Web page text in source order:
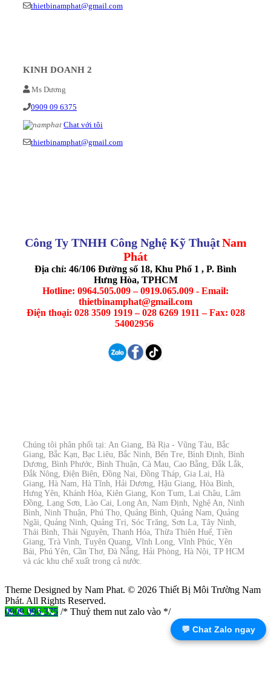
thietbinamphat@gmail.com
KINH DOANH 2
Ms Dương
0909 09 6375
Chat với tôi
thietbinamphat@gmail.com
Công Ty TNHH Công Nghệ Kỹ ThuậtNam
Phát
Địa chỉ: 46/106 Đường số 18, Khu Phố 1 , P. Bình
Hưng Hòa, TPHCM
Hotline: 0964.505.009 – 0919.065.009 - Email:
thietbinamphat@gmail.com
Điện thoại: 028 3509 1919 – 028 6269 1911 – Fax: 028
54002956
Chúng tôi phân phối tại: An Giang, Bà Rịa - Vũng Tàu, Bắc
Giang, Bắc Kạn, Bạc Liêu, Bắc Ninh, Bến Tre, Bình Định, Bình
Dương, Bình Phước, Bình Thuận, Cà Mau, Cao Bằng, Đắk Lắk,
Đắk Nông, Điện Biên, Đồng Nai, Đồng Tháp, Gia Lai, Hà
Giang, Hà Nam, Hà Tĩnh, Hải Dương, Hậu Giang, Hòa Bình,
Hưng Yên, Khánh Hòa, Kiên Giang, Kon Tum, Lai Châu, Lâm
Đồng, Lạng Sơn, Lào Cai, Long An, Nam Định, Nghệ An, Ninh
Bình, Ninh Thuận, Phú Thọ, Quảng Bình, Quảng Nam, Quảng
Ngãi, Quảng Ninh, Quảng Trị, Sóc Trăng, Sơn La, Tây Ninh,
Thái Bình, Thái Nguyên, Thanh Hóa, Thừa Thiên Huế, Tiền
Giang, Trà Vinh, Tuyên Quang, Vĩnh Long, Vĩnh Phúc, Yên
Bái, Phú Yên, Cần Thơ, Đà Nẵng, Hải Phòng, Hà Nội, TP HCM
và các khu chế xuất trong cả nước.
Theme Designed by Nam Phat. © 2026 Thiết Bị Môi Trường Nam
Phát. All Rights Reserved.
0909 096 375 /* Thuỷ them nut zalo vào */
💬 Chat Zalo ngay